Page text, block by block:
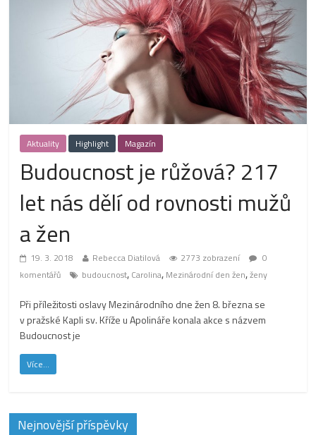
Aktuality Highlight Magazín
Budoucnost je růžová? 217
let nás dělí od rovnosti mužů
a žen
19. 3. 2018 Rebecca Diatilová 2773 zobrazení
0
komentářů
budoucnost, Carolina, Mezinárodní den žen,ženy
Při příležitosti oslavy Mezinárodního dne žen 8. března se
v pražské Kapli sv. Kříže u Apolináře konala akce s názvem
Budoucnost je
Více...
Nejnovější příspěvky